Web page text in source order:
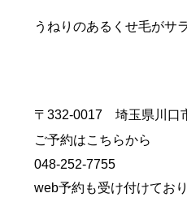
うねりのあるくせ毛がサ
〒332-0017 埼玉県川口
ご予約はこちらから
048-252-7755
web予約も受け付けてお